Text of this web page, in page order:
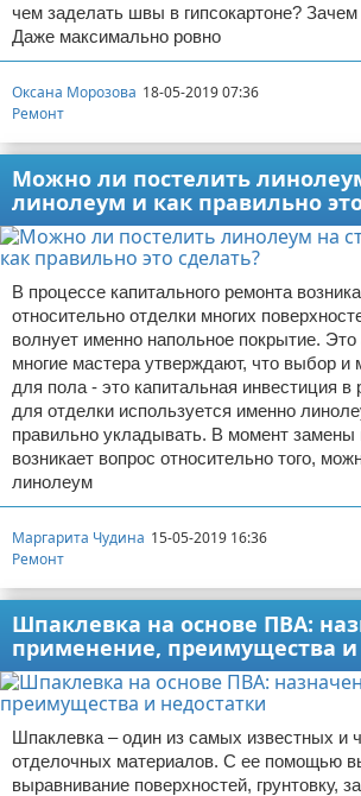
чем заделать швы в гипсокартоне?
Даже максимально ровно
Оксана Морозова 18-05-2019 07:36
Ремонт
Можно ли постелить
линолеум и как правильно
В процессе капитального ремонта
относительно отделки многих
волнует именно напольное покрытие. Это
многие мастера утверждают, что выбор и
для пола - это капитальная инвестиция в
для отделки используется именно
правильно укладывать. В момент замены
возникает вопрос относительно того,
линолеум
Маргарита Чудина 15-05-2019 16:36
Ремонт
Шпаклевка на основе ПВА:
применение, преимущества и
Шпаклевка – один из самых известных и
отделочных материалов. С ее помощью
выравнивание поверхностей, грунтовку,